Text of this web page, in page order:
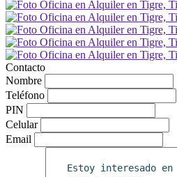
Contacto
Nombre
Teléfono
PIN
Celular
Email